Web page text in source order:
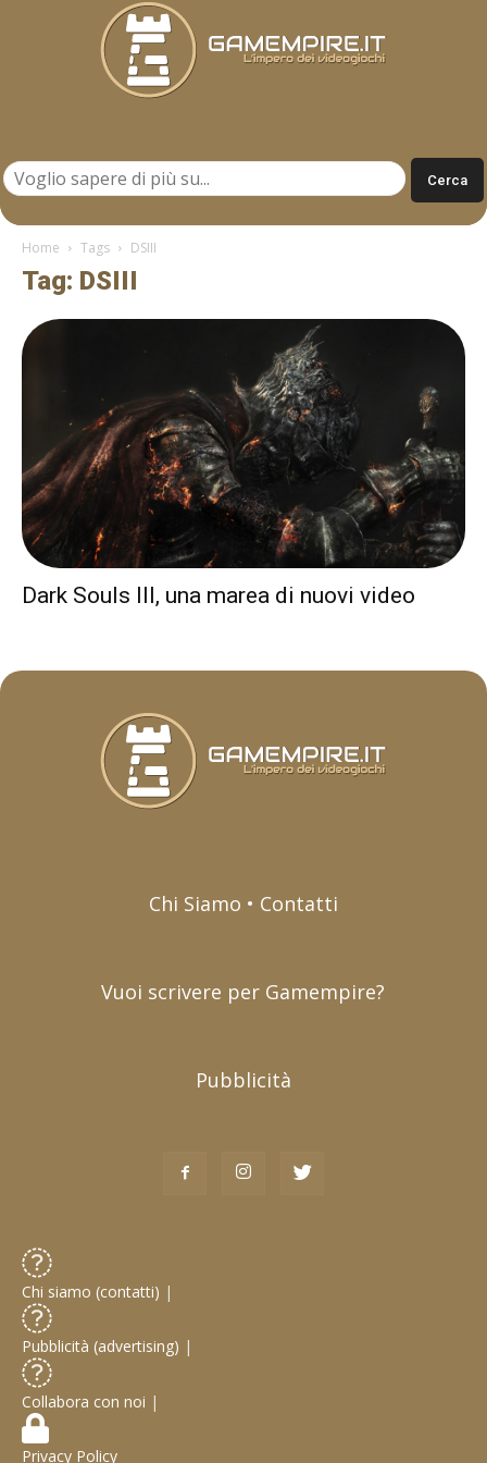
Home Tags DSIII
Tag: DSIII
Dark Souls III, una marea di nuovi video
Chi Siamo • Contatti
Vuoi scrivere per Gamempire?
Pubblicità
Chi siamo (contatti) |
Pubblicità (advertising) |
Collabora con noi |
Privacy Policy